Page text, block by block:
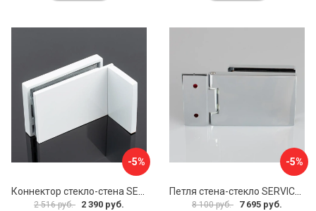
-5%
Коннектор стекло-стена SERVICE PLUS K02-203WM/sus304
2 516 руб. 2 390 руб.
-5%
Петля стена-стекло SERVICE PLUS P03-101CR/brass
8 100 руб. 7 695 руб.